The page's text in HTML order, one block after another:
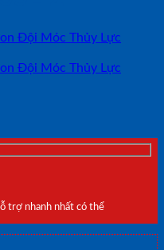
trợ nhanh nhất có thể